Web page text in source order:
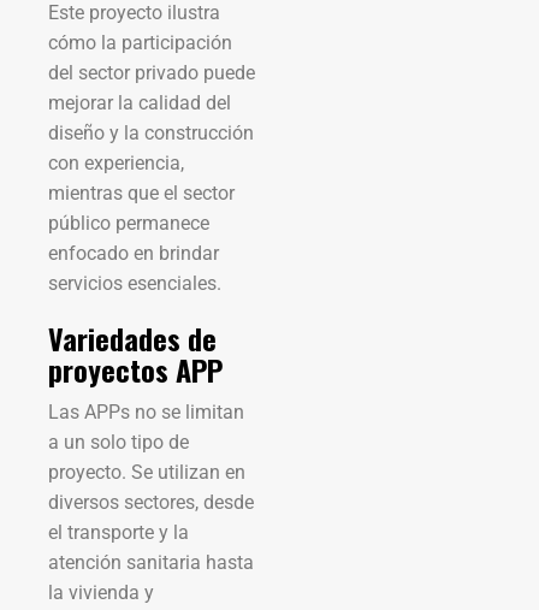
Este proyecto ilustra
cómo la participación
del sector privado puede
mejorar la calidad del
diseño y la construcción
con experiencia,
mientras que el sector
público permanece
enfocado en brindar
servicios esenciales.
Variedades de
proyectos APP
Las APPs no se limitan
a un solo tipo de
proyecto. Se utilizan en
diversos sectores, desde
el transporte y la
atención sanitaria hasta
la vivienda y